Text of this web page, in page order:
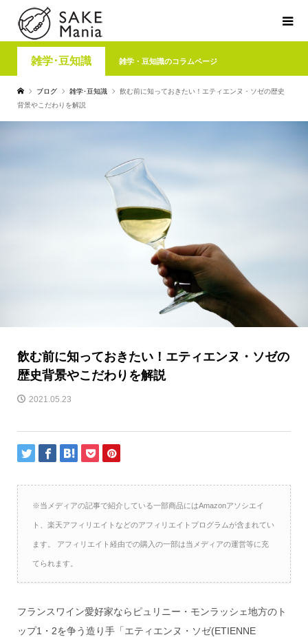
雑学･豆知識 雑学・豆知識のコラムページ
ブログ 雑学･豆知識
飲む前に知っておきたい！エティエンヌ・ソゼの歴史
背景やこだわりを解説
飲む前に知っておきたい！エティエンヌ・ソゼの
歴史背景やこだわりを解説
2021.05.23
※当メディアの記事で紹介している一部商品にはAmazonアソシエイ
ト、楽天アフィリエイトなどのアフィリエイトプログラムが含まれてい
ます。 アフィリエイト経由での購入の一部は当メディアの運営等に充
てられます。
フランスワイン愛好家ならピュリニー・モンラッシェ地方のト
ップ1・2を争う造り手「エティエンヌ・ソゼ(ETIENNE